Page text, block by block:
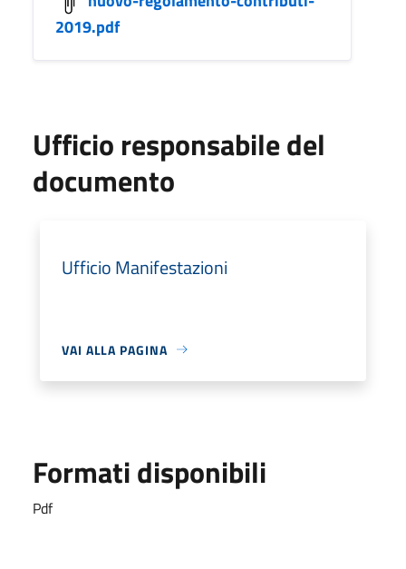
2019.pdf
Ufficio responsabile del
documento
Ufficio Manifestazioni
VAI ALLA PAGINA
Formati disponibili
Pdf